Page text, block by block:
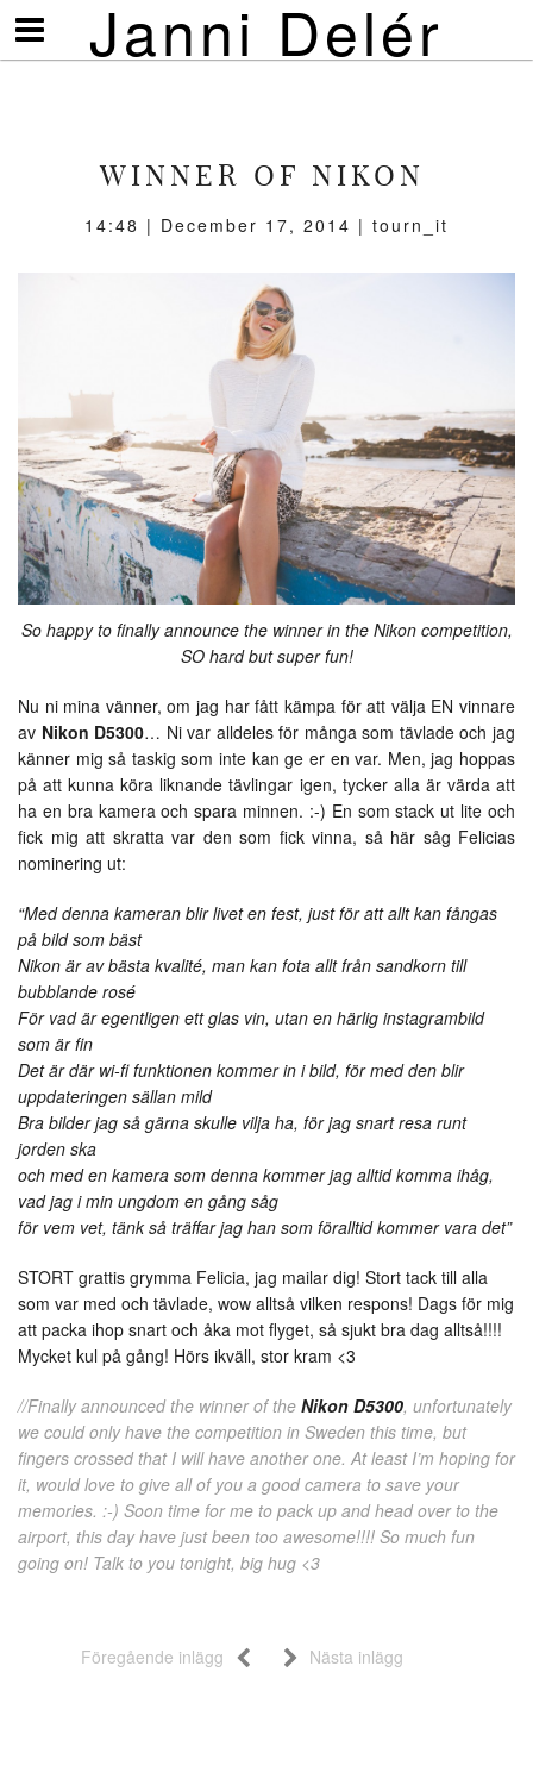
Janni Delér
Visa/göm
meny
WINNER OF NIKON
14:48 | December 17, 2014 | tourn_it
So happy to finally announce the winner in the Nikon competition,
SO hard but super fun!
Nu ni mina vänner, om jag har fått kämpa för att välja EN vinnare
av Nikon D5300… Ni var alldeles för många som tävlade och jag
känner mig så taskig som inte kan ge er en var. Men, jag hoppas
på att kunna köra liknande tävlingar igen, tycker alla är värda att
ha en bra kamera och spara minnen. :-) En som stack ut lite och
fick mig att skratta var den som fick vinna, så här såg Felicias
nominering ut:
“Med denna kameran blir livet en fest, just för att allt kan fångas
på bild som bäst
Nikon är av bästa kvalité, man kan fota allt från sandkorn till
bubblande rosé
För vad är egentligen ett glas vin, utan en härlig instagrambild
som är fin
Det är där wi-fi funktionen kommer in i bild, för med den blir
uppdateringen sällan mild
Bra bilder jag så gärna skulle vilja ha, för jag snart resa runt
jorden ska
och med en kamera som denna kommer jag alltid komma ihåg,
vad jag i min ungdom en gång såg
för vem vet, tänk så träffar jag han som föralltid kommer vara det”
STORT grattis grymma Felicia, jag mailar dig! Stort tack till alla
som var med och tävlade, wow alltså vilken respons! Dags för mig
att packa ihop snart och åka mot flyget, så sjukt bra dag alltså!!!!
Mycket kul på gång! Hörs ikväll, stor kram <3
//Finally announced the winner of the Nikon D5300, unfortunately
we could only have the competition in Sweden this time, but
fingers crossed that I will have another one. At least I’m hoping for
it, would love to give all of you a good camera to save your
memories. :-) Soon time for me to pack up and head over to the
airport, this day have just been too awesome!!!! So much fun
going on! Talk to you tonight, big hug <3
Föregående inlägg Nästa inlägg